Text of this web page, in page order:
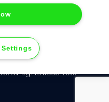
All Rights Reserved.
Settings